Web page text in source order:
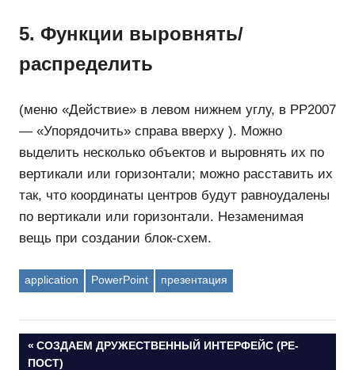
5. Функции выровнять/
распределить
(меню «Действие» в левом нижнем углу, в PP2007
― «Упорядочить» справа вверху ). Можно
выделить несколько объектов и выровнять их по
вертикали или горизонтали; можно расставить их
так, что координаты центров будут равноудалены
по вертикали или горизонтали. Незаменимая
вещь при создании блок-схем.
application PowerPoint презентация
Навигация
ПРЕДЫДУЩАЯ
ЗАПИСЬ:
СОЗДАЕМ ДРУЖЕСТВЕННЫЙ ИНТЕРФЕЙС (РЕ-
ПОСТ)